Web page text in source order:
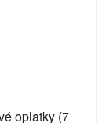
oplatky (7